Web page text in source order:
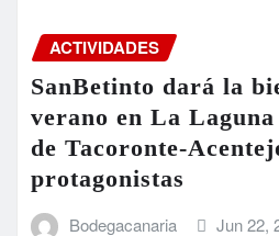
ACTIVIDADES
SanBetinto dará la
verano en La
de Tacoronte-
protagonistas
Bodegacanaria Jun 22,